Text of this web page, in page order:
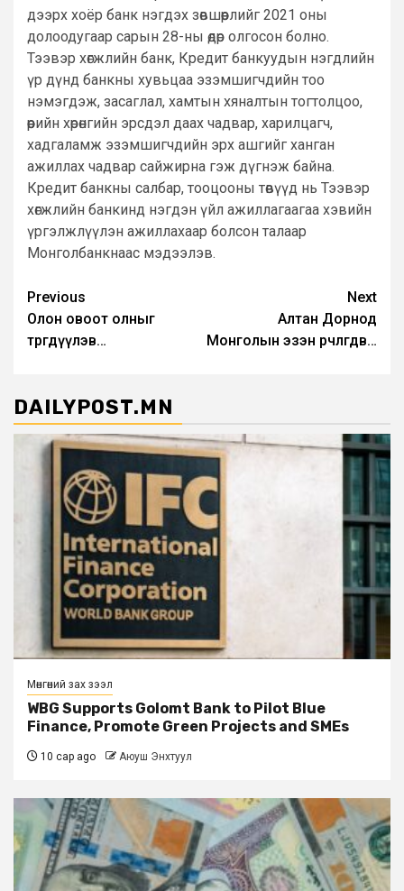
дээрх хоёр банк нэгдэх зөвшөөрлийг 2021 оны
долоодугаар сарын 28-ны өдөр олгосон болно.
Тээвэр хөгжлийн банк, Кредит банкуудын нэгдлийн
үр дүнд банкны хувьцаа эзэмшигчдийн тоо
нэмэгдэж, засаглал, хамтын хяналтын тогтолцоо,
өөрийн хөрөнгийн эрсдэл даах чадвар, харилцагч,
хадгаламж эзэмшигчдийн эрх ашгийг ханган
ажиллах чадвар сайжирна гэж дүгнэж байна.
Кредит банкны салбар, тооцооны төвүүд нь Тээвэр
хөгжлийн банкинд нэгдэн үйл ажиллагаагаа хэвийн
үргэлжлүүлэн ажиллахаар болсон талаар
Монголбанкнаас мэдээлэв.
Post
navigation
Previous
Олон овоот олныг
төөрөгдүүлэв…
Next
Алтан Дорнод
Монголын эзэн өөрчлөгдөв…
DAILYPOST.MN
Мөнгөний зах зээл
WBG Supports Golomt Bank to Pilot Blue
Finance, Promote Green Projects and SMEs
10 сар ago Аюуш Энхтуул